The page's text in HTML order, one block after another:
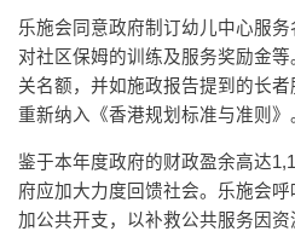
乐施会同意政府制订幼儿中心服
对社区保姆的训练及服务奖励金
关名额，并如施政报告提到的长
重新纳入《香港规划标准与准则》
鉴于本年度政府的财政盈余高达
府应加大力度回馈社会。乐施会
加公共开支，以补救公共服务因